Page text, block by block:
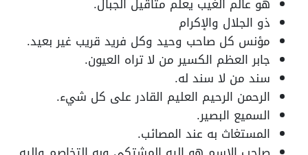
ذو الجلال والإكرام
مؤنس كل صاحب وحيد وكل فريد قريب غير بعيد.
جابر العظم الكسير من لا تراه العيون.
سند من لا سند له.
الرحمن الرحيم العليم القادر على كل شيء.
السميع البصير.
المستغاث به عند المصائب.